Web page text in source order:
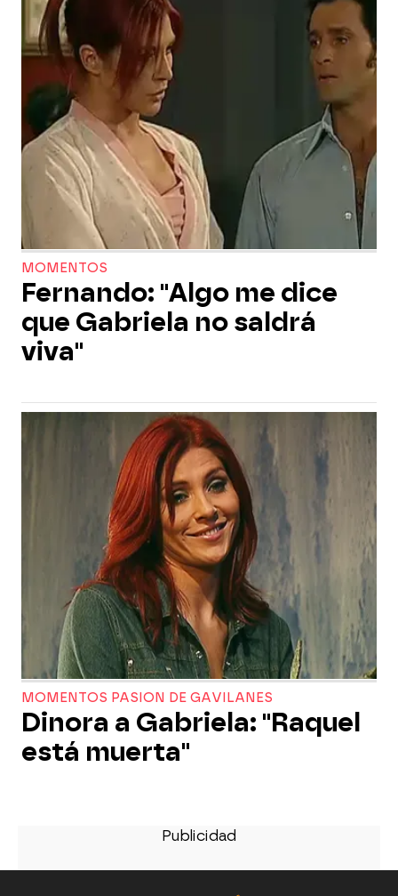
MOMENTOS
Fernando: "Algo me dice
que Gabriela no saldrá
viva"
MOMENTOS PASION DE GAVILANES
Dinora a Gabriela: "Raquel
está muerta"